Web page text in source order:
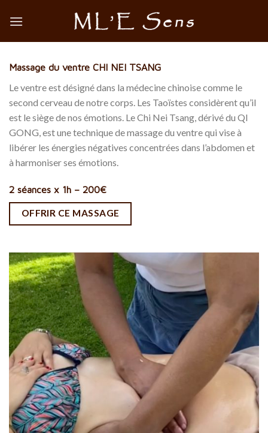
Massage du ventre CHI NEI TSANG
Le ventre est désigné dans la médecine chinoise comme le
second cerveau de notre corps. Les Taoïstes considèrent qu’il
est le siège de nos émotions. Le Chi Nei Tsang, dérivé du QI
GONG, est une technique de massage du ventre qui vise à
libérer les énergies négatives concentrées dans l’abdomen et
à harmoniser ses émotions.
2 séances x 1h – 200€
OFFRIR CE MASSAGE